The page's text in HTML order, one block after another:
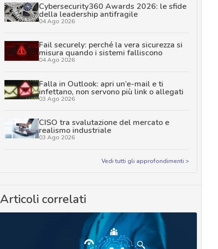
Cybersecurity360 Awards 2026: le sfide
della leadership antifragile
04 Ago 2026
Fail securely: perché la vera sicurezza si
misura quando i sistemi falliscono
04 Ago 2026
Falla in Outlook: apri un’e-mail e ti
infettano, non servono più link o allegati
03 Ago 2026
CISO tra svalutazione del mercato e
realismo industriale
03 Ago 2026
Vedi tutti gli approfondimenti >
Articoli correlati